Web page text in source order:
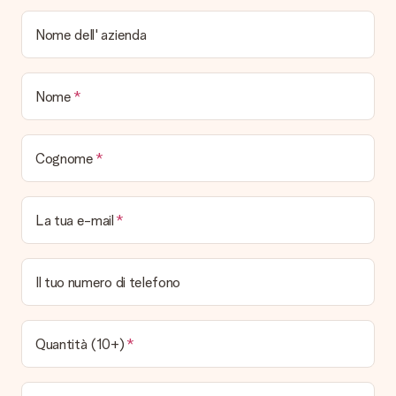
Tutti i regali sono inviati in una colorata confezione regalo. In
questo modo il regalo sarà già pronto per essere consegnato.
continuamente aggiornate e attendibili.
Quali sono i tempi di consegna e quando riceverò il mio
regalo?
I tempi di consegna sono consultabili direttamente sulla pagina
del prodotto desiderato. Le date indicate sono previste in
base ai tempi di consegna indicati dal corriere.
Quali sono le opzioni di consegna disponibili?
sill'opzione da selezionare contatta il nostro servizio clienti.
Pagamento
Come posso pagare il mio ordine?
Nome dell' azienda
Nome
Cognome
La tua e-mail
Il tuo numero di telefono
Quantità (10+)